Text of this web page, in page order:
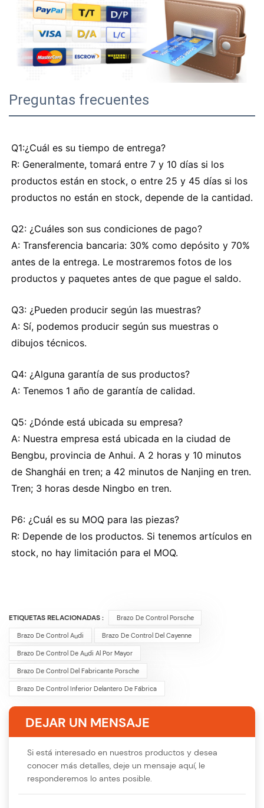
Preguntas frecuentes
Q1:¿Cuál es su tiempo de entrega?
R: Generalmente, tomará entre 7 y 10 días si los
productos están en stock, o entre 25 y 45 días si los
productos no están en stock, depende de la cantidad.
Q2: ¿Cuáles son sus condiciones de pago?
A: Transferencia bancaria: 30% como depósito y 70%
antes de la entrega. Le mostraremos fotos de los
productos y paquetes antes de que pague el saldo.
Q3: ¿Pueden producir según las muestras?
A: Sí, podemos producir según sus muestras o
dibujos técnicos.
Q4: ¿Alguna garantía de sus productos?
A: Tenemos 1 año de garantía de calidad.
Q5: ¿Dónde está ubicada su empresa?
A: Nuestra empresa está ubicada en la ciudad de
Bengbu, provincia de Anhui. A 2 horas y 10 minutos
de Shanghái en tren; a 42 minutos de Nanjing en tren.
Tren; 3 horas desde Ningbo en tren.
P6: ¿Cuál es su MOQ para las piezas?
R: Depende de los productos. Si tenemos artículos en
stock, no hay limitación para el MOQ.
ETIQUETAS RELACIONADAS : Brazo De Control Porsche
Brazo De Control Audi Brazo De Control Del Cayenne
Brazo De Control De Audi Al Por Mayor
Brazo De Control Del Fabricante Porsche
Brazo De Control Inferior Delantero De Fábrica
DEJAR UN MENSAJE
Si está interesado en nuestros productos y desea
conocer más detalles, deje un mensaje aquí, le
responderemos lo antes posible.